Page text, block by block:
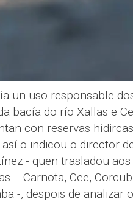
un uso responsable
bacía do río Xallas e
con reservas hídircas
o indicou o director
- quen trasladou aos
- Carnota, Cee,
-, despois de analizar